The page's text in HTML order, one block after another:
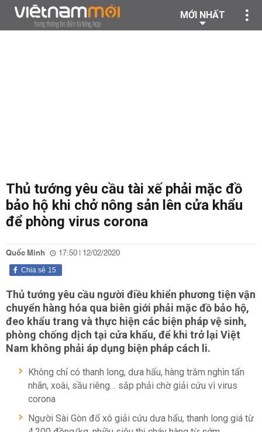
MỚI NHẤT
Thủ tướng yêu cầu tài xế phải mặc đồ
bảo hộ khi chở nông sản lên cửa khẩu
để phòng virus corona
Quốc Minh 17:50 | 12/02/2020
15
Chia sẻ
Thủ tướng yêu cầu người điều khiển phương tiện vận
chuyển hàng hóa qua biên giới phải mặc đồ bảo hộ,
đeo khẩu trang và thực hiện các biện pháp vệ sinh,
phòng chống dịch tại cửa khẩu, để khi trở lại Việt
Nam không phải áp dụng biện pháp cách li.
Không chỉ có thanh long, dưa hấu, hàng trăm nghìn tấn
nhãn, xoài, sầu riêng… sắp phải chờ giải cứu vì virus
corona
Người Sài Gòn đổ xô giải cứu dưa hấu, thanh long giá từ